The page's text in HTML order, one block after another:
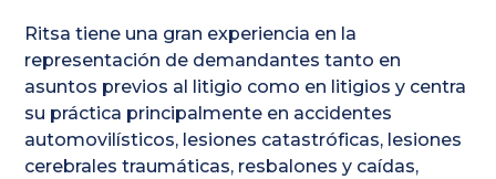
Ritsa tiene una gran experiencia en la
representación de demandantes tanto en
asuntos previos al litigio como en litigios y centra
su práctica principalmente en accidentes
automovilísticos, lesiones catastróficas, lesiones
cerebrales traumáticas, resbalones y caídas,